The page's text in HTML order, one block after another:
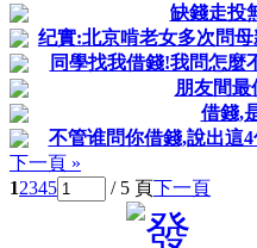
缺錢走投
纪實:北京啃老女多次問
同學找我借錢!我問怎麼
朋友間
借錢,
不管谁問你借錢,說出這
下一頁 »
12345 / 5 頁下一頁